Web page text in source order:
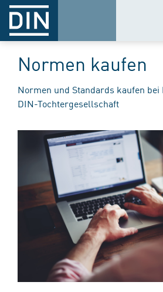
Normen kaufen
Normen und Standards kaufen bei
DIN-Tochtergesellschaft